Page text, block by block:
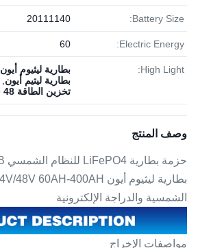
Battery Size:
20111140
Electric Energy:
60
High Light: بطارية ليثيوم أيون 400Ah
بطارية ليتيم أيون
تخزين الطاقة 48 فولت Lifepo4 بطارية
وصف المنتج
حزمة بطارية LiFePO4 للنظام الشمسي A320B
الشمسية والدراجة الإلكترونية
مواصفات الإخراج